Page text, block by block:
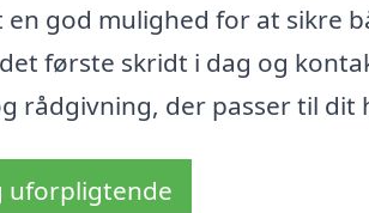
god mulighed for at sikre
første skridt i dag og
rådgivning, der passer til dit
uforpligtende